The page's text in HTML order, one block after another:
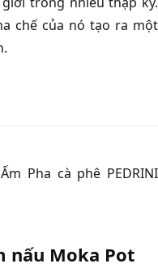
chế của nó tạo ra một
Pha cà phê PEDRINI
nấu Moka Pot